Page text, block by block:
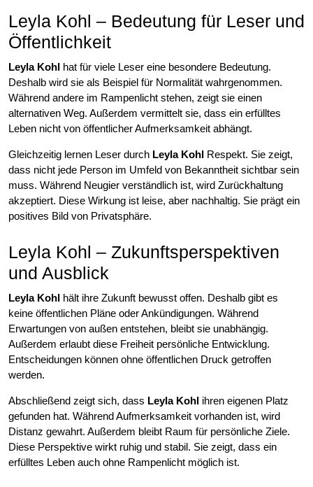
Leyla Kohl – Bedeutung für Leser und
Öffentlichkeit
Leyla Kohl hat für viele Leser eine besondere Bedeutung.
Deshalb wird sie als Beispiel für Normalität wahrgenommen.
Während andere im Rampenlicht stehen, zeigt sie einen
alternativen Weg. Außerdem vermittelt sie, dass ein erfülltes
Leben nicht von öffentlicher Aufmerksamkeit abhängt.
Gleichzeitig lernen Leser durch Leyla Kohl Respekt. Sie zeigt,
dass nicht jede Person im Umfeld von Bekanntheit sichtbar sein
muss. Während Neugier verständlich ist, wird Zurückhaltung
akzeptiert. Diese Wirkung ist leise, aber nachhaltig. Sie prägt ein
positives Bild von Privatsphäre.
Leyla Kohl – Zukunftsperspektiven
und Ausblick
Leyla Kohl hält ihre Zukunft bewusst offen. Deshalb gibt es
keine öffentlichen Pläne oder Ankündigungen. Während
Erwartungen von außen entstehen, bleibt sie unabhängig.
Außerdem erlaubt diese Freiheit persönliche Entwicklung.
Entscheidungen können ohne öffentlichen Druck getroffen
werden.
Abschließend zeigt sich, dass Leyla Kohl ihren eigenen Platz
gefunden hat. Während Aufmerksamkeit vorhanden ist, wird
Distanz gewahrt. Außerdem bleibt Raum für persönliche Ziele.
Diese Perspektive wirkt ruhig und stabil. Sie zeigt, dass ein
erfülltes Leben auch ohne Rampenlicht möglich ist.